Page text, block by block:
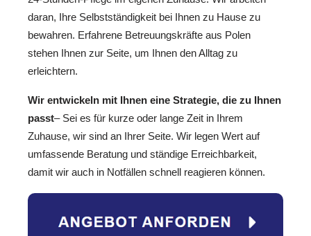
daran, Ihre Selbstständigkeit bei Ihnen zu Hause zu
bewahren. Erfahrene Betreuungskräfte aus Polen
stehen Ihnen zur Seite, um Ihnen den Alltag zu
erleichtern.
Wir entwickeln mit Ihnen eine Strategie, die zu Ihnen
passt– Sei es für kurze oder lange Zeit in Ihrem
Zuhause, wir sind an Ihrer Seite. Wir legen Wert auf
umfassende Beratung und ständige Erreichbarkeit,
damit wir auch in Notfällen schnell reagieren können.